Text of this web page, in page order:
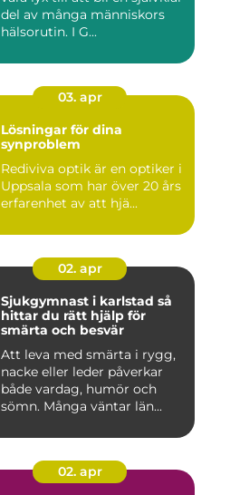
del av många människors
hälsorutin. I G...
03. apr
Lösningar för dina
synproblem
Rediviva optik är en optiker i
Uppsala som har över 20 års
erfarenhet av att hjä...
02. apr
Sjukgymnast i karlstad så
hittar du rätt hjälp för
smärta och besvär
Att leva med smärta i rygg,
nacke eller leder påverkar
både vardag, humör och
sömn. Många väntar län...
02. apr